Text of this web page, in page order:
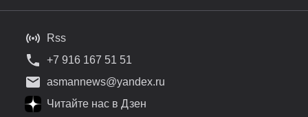
Rss
+7 916 167 51 51
asmannews@yandex.ru
Читайте нас в Дзен